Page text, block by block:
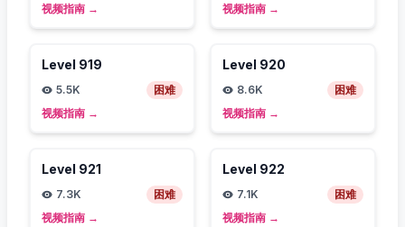
视频指南 →
视频指南 →
Level 919
5.5K
困难
视频指南 →
Level 920
8.6K
困难
视频指南 →
Level 921
7.3K
困难
视频指南 →
Level 922
7.1K
困难
视频指南 →